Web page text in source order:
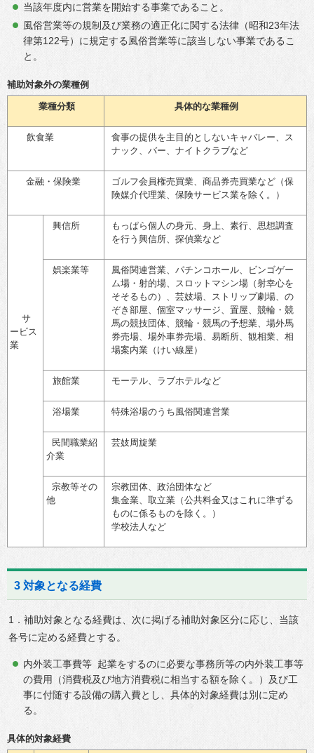
当該年度内に営業を開始する事業であること。
風俗営業等の規制及び業務の適正化に関する法律（昭和23年法
律第122号）に規定する風俗営業等に該当しない事業であるこ
と。
補助対象外の業種例
業種分類 具体的な業種例
飲食業
食事の提供を主目的としないキャバレー、ス
ナック、バー、ナイトクラブなど
金融・保険業
ゴルフ会員権売買業、商品券売買業など（保
険媒介代理業、保険サービス業を除く。）
サ
ービス
業
興信所
もっぱら個人の身元、身上、素行、思想調査
を行う興信所、探偵業など
娯楽業等
風俗関連営業、パチンコホール、ビンゴゲー
ム場・射的場、スロットマシン場（射幸心を
そそるもの）、芸妓場、ストリップ劇場、の
ぞき部屋、個室マッサージ、置屋、競輪・競
馬の競技団体、競輪・競馬の予想業、場外馬
券売場、場外車券売場、易断所、観相業、相
場案内業（けい線屋）
旅館業 モーテル、ラブホテルなど
浴場業 特殊浴場のうち風俗関連営業
民間職業紹
介業
芸妓周旋業
宗教等その
他
宗教団体、政治団体など
集金業、取立業（公共料金又はこれに準ずる
ものに係るものを除く。）
学校法人など
3 対象となる経費
1．補助対象となる経費は、次に掲げる補助対象区分に応じ、当該
各号に定める経費とする。
内外装工事費等 起業をするのに必要な事務所等の内外装工事等
の費用（消費税及び地方消費税に相当する額を除く。）及び工
事に付随する設備の購入費とし、具体的対象経費は別に定め
る。
具体的対象経費